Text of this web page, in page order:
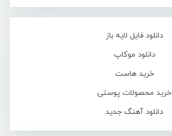
دانلود فایل لایه باز
دانلود موکاپ
خرید هاست
خرید محصولات پوستی
دانلود آهنگ جدید